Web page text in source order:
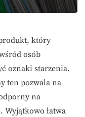
który
osób
oznaki starzenia.
ten pozwala na
na
łatwa